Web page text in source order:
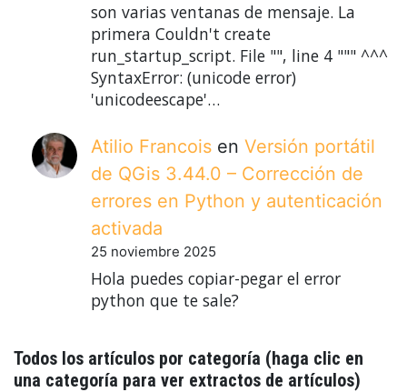
son varias ventanas de mensaje. La
primera Couldn't create
run_startup_script. File "", line 4 """ ^^^
SyntaxError: (unicode error)
'unicodeescape'…
Atilio Francois en Versión portátil
de QGis 3.44.0 – Corrección de
errores en Python y autenticación
activada
25 noviembre 2025
Hola puedes copiar-pegar el error
python que te sale?
Todos los artículos por categoría (haga clic en
una categoría para ver extractos de artículos)